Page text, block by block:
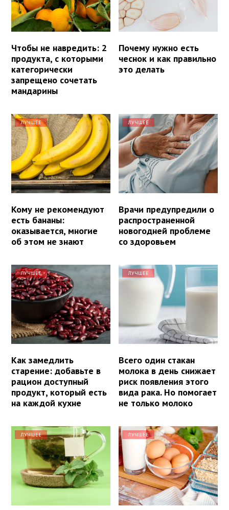
Чтобы не навредить: 2
продукта, с которыми
категорически
запрещено сочетать
мандарины
Почему нужно есть
чеснок и как правильно
это делать
ЛУЧШЕЕ
Кому не рекомендуют
есть бананы:
оказывается, многие
об этом не знают
ЛУЧШЕЕ
Врачи предупредили о
распространенной
новогодней проблеме
со здоровьем
ЛУЧШЕЕ
Как замедлить
старение: добавьте в
рацион доступный
продукт, который есть
на каждой кухне
ЛУЧШЕЕ
Всего один стакан
молока в день снижает
риск появления этого
вида рака. Но помогает
не только молоко
ЛУЧШЕЕ ЛУЧШЕЕ